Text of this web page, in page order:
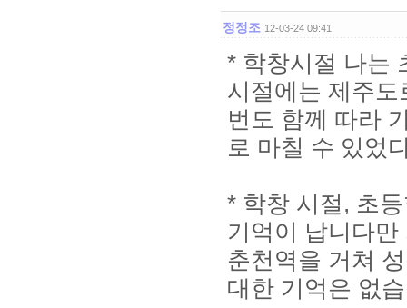
정정조 12-03-24 09:41
* 학창시절 나는
시절에는 제주
번도 함께 따라
로 마칠 수 있었
* 학창 시절, 초
기억이 납니다
춘천역을 거쳐
대한 기억은 없